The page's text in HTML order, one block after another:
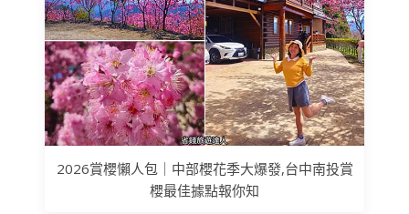
2026賞櫻懶人包｜中部櫻花季大爆發,台中南投賞
櫻最佳據點報你知